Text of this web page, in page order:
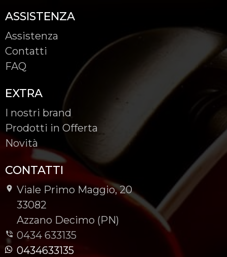
ASSISTENZA
Assistenza
Contatti
FAQ
EXTRA
I nostri brand
Prodotti in Offerta
Novità
CONTATTI
Viale Primo Maggio, 20
-
33082
-
Azzano Decimo (PN)
0434 633135
0434633135